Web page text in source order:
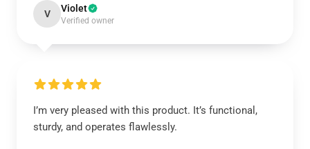
V Violet
Verified owner
I’m very pleased with this product. It’s functional,
sturdy, and operates flawlessly.